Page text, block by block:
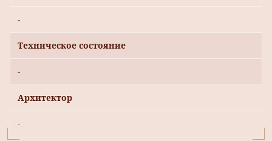
-
Техническое состояние
-
Архитектор
-